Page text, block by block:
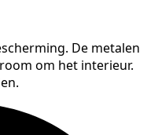
De metalen
om het interieur.